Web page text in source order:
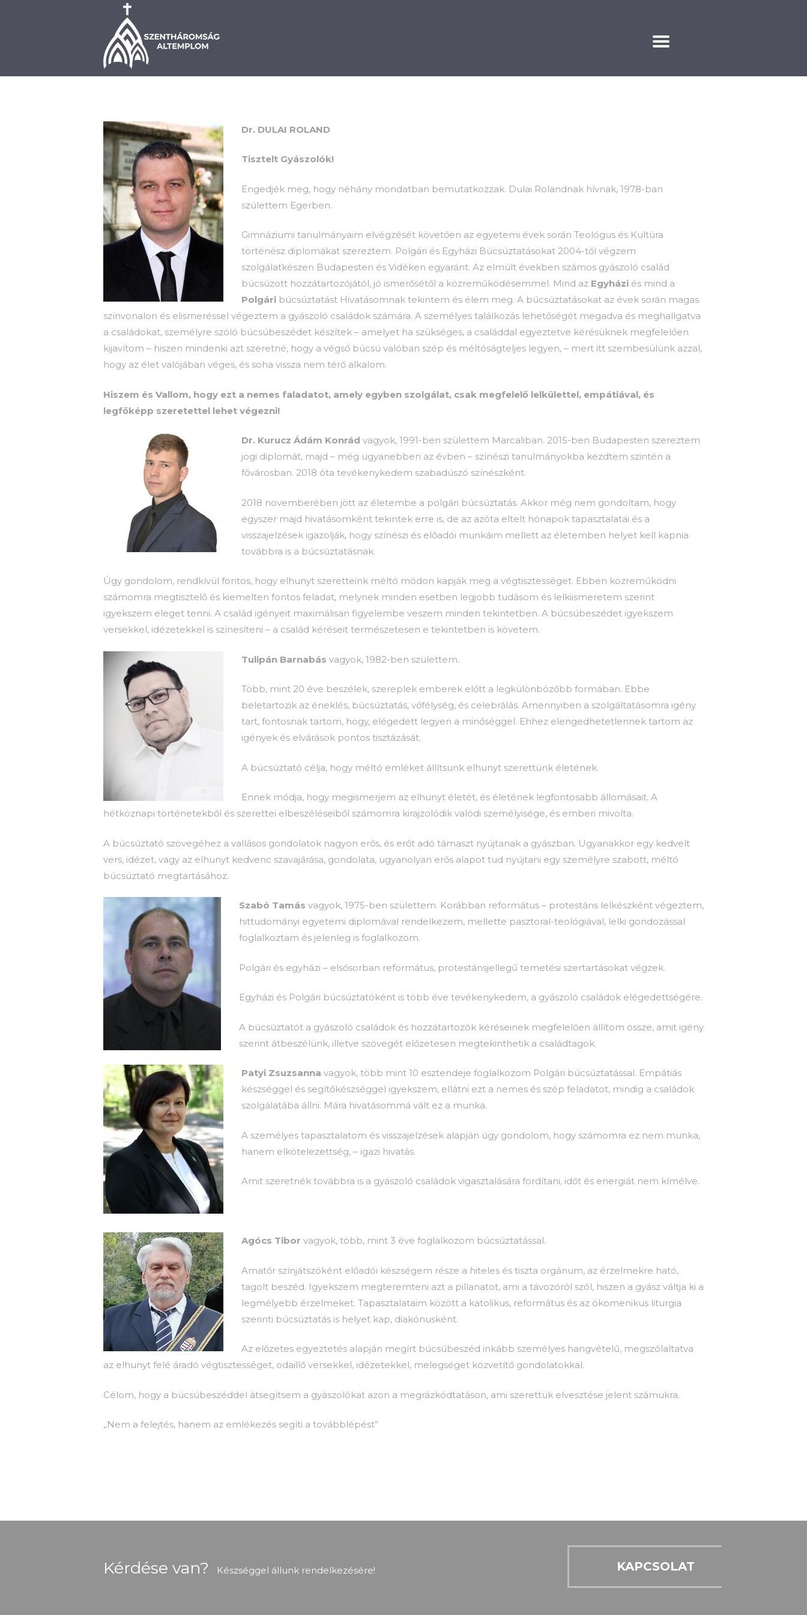
BEMUTATKOZÁS
Dr. DULAI ROLAND
Tisztelt Gyászolók!
Engedjék meg, hogy néhány mondatban bemutatkozzak. Dulai Rolandnak hívnak, 1978-ban
születtem Egerben.
Gimnáziumi tanulmányaim elvégzését követően az egyetemi évek során Teológus és Kultúra
történész diplomákat szereztem. Polgári és Egyházi Búcsúztatásokat 2004-től végzem
szolgálatkészen Budapesten és Vidéken egyaránt. Az elmúlt években számos gyászoló család
búcsúzott hozzátartozójától, jó ismerősétől a közreműködésemmel. Mind az Egyházi és mind a
Polgári búcsúztatást Hivatásomnak tekintem és élem meg. A búcsúztatásokat az évek során magas
színvonalon és elismeréssel végeztem a gyászoló családok számára. A személyes találkozás lehetőségét megadva és meghallgatva
a családokat, személyre szóló búcsúbeszédet készítek – amelyet ha szükséges, a családdal egyeztetve kérésüknek megfelelően
kijavítom – hiszen mindenki azt szeretné, hogy a végső búcsú valóban szép és méltóságteljes legyen, – mert itt szembesülünk azzal,
hogy az élet valójában véges, és soha vissza nem térő alkalom.
Hiszem és Vallom, hogy ezt a nemes faladatot, amely egyben szolgálat, csak megfelelő lelkülettel, empátiával, és
legfőképp szeretettel lehet végezni!
Dr. Kurucz Ádám Konrád vagyok, 1991-ben születtem Marcaliban. 2015-ben Budapesten szereztem
jogi diplomát, majd – még ugyanebben az évben – színészi tanulmányokba kezdtem szintén a
fővárosban. 2018 óta tevékenykedem szabadúszó színészként.
2018 novemberében jött az életembe a polgári búcsúztatás. Akkor még nem gondoltam, hogy
egyszer majd hivatásomként tekintek erre is, de az azóta eltelt hónapok tapasztalatai és a
visszajelzések igazolják, hogy színészi és előadói munkáim mellett az életemben helyet kell kapnia
továbbra is a búcsúztatásnak.
Úgy gondolom, rendkívül fontos, hogy elhunyt szeretteink méltó módon kapják meg a végtisztességet. Ebben közreműködni
számomra megtisztelő és kiemelten fontos feladat, melynek minden esetben legjobb tudásom és lelkiismeretem szerint
igyekszem eleget tenni. A család igényeit maximálisan figyelembe veszem minden tekintetben. A búcsúbeszédet igyekszem
versekkel, idézetekkel is színesíteni – a család kéréseit természetesen e tekintetben is követem.
Tulipán Barnabás vagyok, 1982-ben születtem.
Több, mint 20 éve beszélek, szereplek emberek előtt a legkülönbözőbb formában. Ebbe
beletartozik az éneklés, búcsúztatás, vőfélység, és celebrálás. Amennyiben a szolgáltatásomra igény
tart, fontosnak tartom, hogy, elégedett legyen a minőséggel. Ehhez elengedhetetlennek tartom az
igények és elvárások pontos tisztázását.
A búcsúztató célja, hogy méltó emléket állítsunk elhunyt szerettünk életének.
Ennek módja, hogy megismerjem az elhunyt életét, és életének legfontosabb állomásait. A
hétköznapi történetekből és szerettei elbeszéléseiből számomra kirajzolódik valódi személyisége, és emberi mivolta.
A búcsúztató szövegéhez a vallásos gondolatok nagyon erős, és erőt adó támaszt nyújtanak a gyászban. Ugyanakkor egy kedvelt
vers, idézet, vagy az elhunyt kedvenc szavajárása, gondolata, ugyanolyan erős alapot tud nyújtani egy személyre szabott, méltó
búcsúztató megtartásához.
Szabó Tamás vagyok, 1975-ben születtem. Korábban református – protestáns lelkészként végeztem,
hittudományi egyetemi diplomával rendelkezem, mellette pasztoral-teológiával, lelki gondozással
foglalkoztam és jelenleg is foglalkozom.
Polgári és egyházi – elsősorban református, protestánsjellegű temetési szertartásokat végzek.
Egyházi és Polgári búcsúztatóként is több éve tevékenykedem, a gyászoló családok elégedettségére.
A búcsúztatót a gyászoló családok és hozzátartozók kéréseinek megfelelően állítom össze, amit igény
szerint átbeszélünk, illetve szövegét előzetesen megtekinthetik a családtagok.
Patyi Zsuzsanna vagyok, több mint 10 esztendeje foglalkozom Polgári búcsúztatással. Empátiás
készséggel és segítőkészséggel igyekszem, ellátni ezt a nemes és szép feladatot, mindig a családok
szolgálatába állni. Mára hivatásommá vált ez a munka.
A személyes tapasztalatom és visszajelzések alapján úgy gondolom, hogy számomra ez nem munka,
hanem elkötelezettség, – igazi hivatás.
Amit szeretnék továbbra is a gyászoló családok vigasztalására fordítani, időt és energiát nem kímélve.
Agócs Tibor vagyok, több, mint 3 éve foglalkozom búcsúztatással.
Amatőr színjátszóként előadói készségem része a hiteles és tiszta orgánum, az érzelmekre ható,
tagolt beszéd. Igyekszem megteremteni azt a pillanatot, ami a távozóról szól, hiszen a gyász váltja ki a
legmélyebb érzelmeket. Tapasztalataim között a katolikus, református és az ökomenikus liturgia
szerinti búcsúztatás is helyet kap, diakónusként.
Az előzetes egyeztetés alapján megírt búcsúbeszéd inkább személyes hangvételű, megszólaltatva
az elhunyt felé áradó végtisztességet, odaillő versekkel, idézetekkel, melegséget közvetítő gondolatokkal.
Célom, hogy a búcsúbeszéddel átsegítsem a gyászolókat azon a megrázkódtatáson, ami szerettük elvesztése jelent számukra.
„Nem a felejtés, hanem az emlékezés segíti a továbblépést”
Kérdése van? Készséggel állunk rendelkezésére! KAPCSOLAT